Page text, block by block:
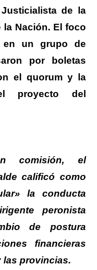
de la
la Nación. El foco
en un grupo de
por boletas
el quorum y la
proyecto del
comisión, el
calificó como
» la conducta
peronista
de postura
financieras
las provincias.